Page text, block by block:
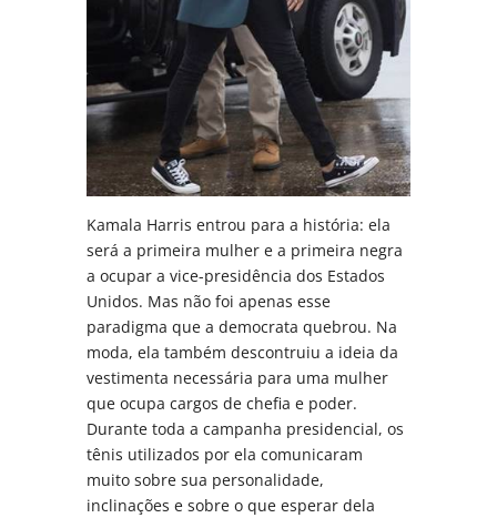
Kamala Harris entrou para a história: ela
será a primeira mulher e a primeira negra
a ocupar a vice-presidência dos Estados
Unidos. Mas não foi apenas esse
paradigma que a democrata quebrou. Na
moda, ela também descontruiu a ideia da
vestimenta necessária para uma mulher
que ocupa cargos de chefia e poder.
Durante toda a campanha presidencial, os
tênis utilizados por ela comunicaram
muito sobre sua personalidade,
inclinações e sobre o que esperar dela